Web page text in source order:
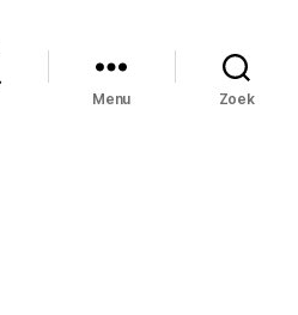
Menu Zoek